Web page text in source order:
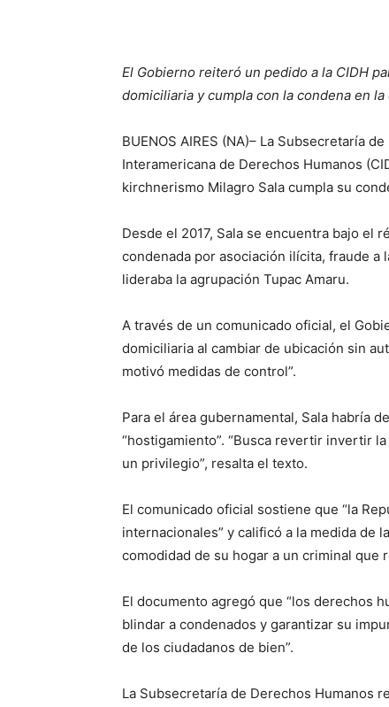
El Gobierno reiteró un pedido a la CIDH
domiciliaria y cumpla con la condena en la
BUENOS AIRES (NA)– La Subsecretaría
Interamericana de Derechos Humanos
kirchnerismo Milagro Sala cumpla su
Desde el 2017, Sala se encuentra bajo el
condenada por asociación ilícita, fraude a
lideraba la agrupación Tupac Amaru.
A través de un comunicado oficial, el
domiciliaria al cambiar de ubicación sin
motivó medidas de control”.
Para el área gubernamental, Sala habría
“hostigamiento”. “Busca revertir invertir
un privilegio”, resalta el texto.
El comunicado oficial sostiene que “la
internacionales” y calificó a la medida de
comodidad de su hogar a un criminal que
El documento agregó que “los derechos
blindar a condenados y garantizar su
de los ciudadanos de bien”.
La Subsecretaría de Derechos Humanos